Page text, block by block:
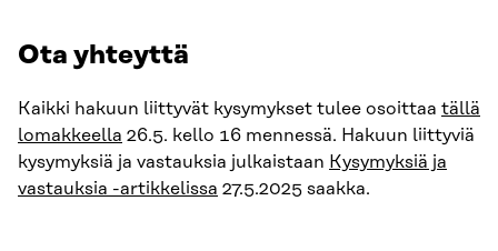
Ota yhteyttä
Kaikki hakuun liittyvät kysymykset tulee osoittaa tällä
lomakkeella 26.5. kello 16 mennessä. Hakuun liittyviä
kysymyksiä ja vastauksia julkaistaan Kysymyksiä ja
vastauksia -artikkelissa 27.5.2025 saakka.